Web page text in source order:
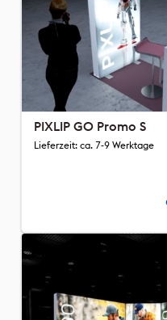
PIXLIP GO Promo S
Lieferzeit: ca. 7-9 Werktage